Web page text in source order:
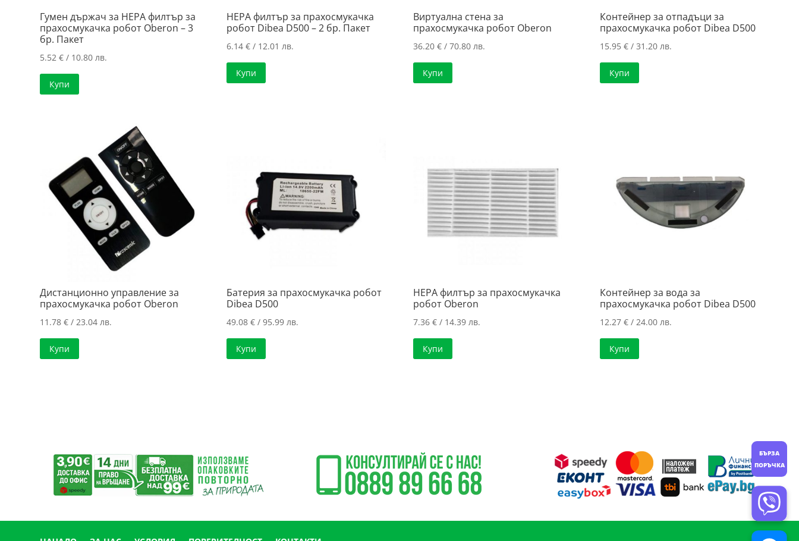
Гумен държач за HEPA филтър за
прахосмукачка робот Oberon – 3
бр. Пакет
5.52€ / 10.80 лв.
Купи
HEPA филтър за прахосмукачка
робот Dibea D500 – 2 бр. Пакет
6.14€ / 12.01 лв.
Купи
Виртуална стена за
прахосмукачка робот Oberon
36.20 €/ 70.80 лв.
Купи
Контейнер за отпадъци за
прахосмукачка робот Dibea D500
15.95 €/ 31.20 лв.
Купи
Дистанционно управление за
прахосмукачка робот Oberon
11.78€ / 23.04 лв.
Купи
Батерия за прахосмукачка робот
Dibea D500
49.08€ / 95.99 лв.
Купи
HEPA филтър за прахосмукачка
робот Oberon
7.36 €/ 14.39 лв.
Купи
Контейнер за вода за
прахосмукачка робот Dibea D500
12.27 €/ 24.00 лв.
Купи
БЪРЗА
ПОРЪЧКА